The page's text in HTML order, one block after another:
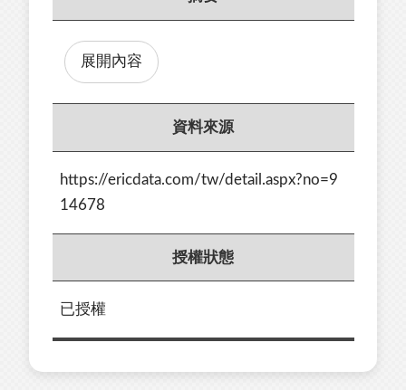
展開內容
資料來源
https://ericdata.com/tw/detail.aspx?no=9
14678
授權狀態
已授權